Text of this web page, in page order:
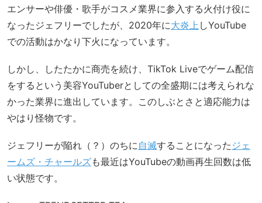
エンサーや俳優・歌手がコスメ業界に参入する火付け役に
なったジェフリーでしたが、2020年に大炎上 しYouTube
での活動はかなり下火になっています。
しかし、したたかに商売を続け、TikTok Liveでゲーム配信
をするという美容YouTuberとしての全盛期には考えられな
かった業界に進出しています。このしぶとさと適応能力は
やはり怪物です。
ジェフリーが陥れ（？）のちに自滅することになった ジェ
ームズ・チャールズも最近はYouTubeの動画再生回数は低
い状態です。